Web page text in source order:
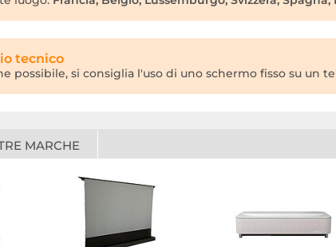
tecnico
possibile, si consiglia l'uso di uno schermo fisso su un
MARCHE